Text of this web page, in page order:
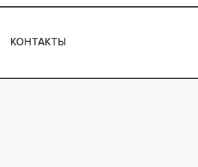
КОНТАКТЫ